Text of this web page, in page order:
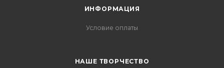
ИНФОРМАЦИЯ
Условие оплаты
НАШЕ ТВОРЧЕСТВО